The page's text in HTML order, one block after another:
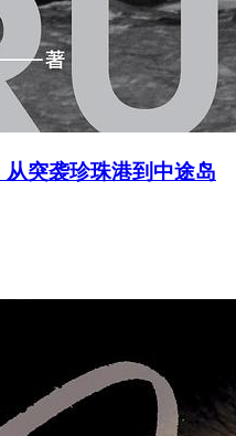
突袭珍珠港到中途岛